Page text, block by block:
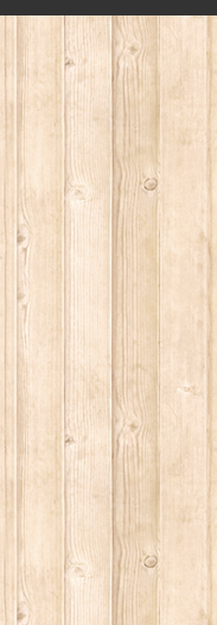
и будет преследоваться по